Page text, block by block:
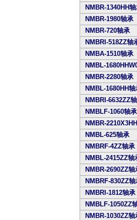
NMBR-1340HH
NMBR-1980轴承
NMBR-720轴承
NMBRI-518ZZ轴
NMBA-1510轴承
NMBL-
NMBR-2280轴承
NMBL-1680HH轴
NMBRI-6632ZZ
NMBLF-1060轴承
NMBR-
NMBL-625轴承
NMBRF-4ZZ轴承
NMBL-2415ZZ轴
NMBR-2690ZZ轴
NMBRF-830ZZ轴
NMBRI-1812轴承
NMBLF-1050ZZ
NMBR-1030ZZ轴